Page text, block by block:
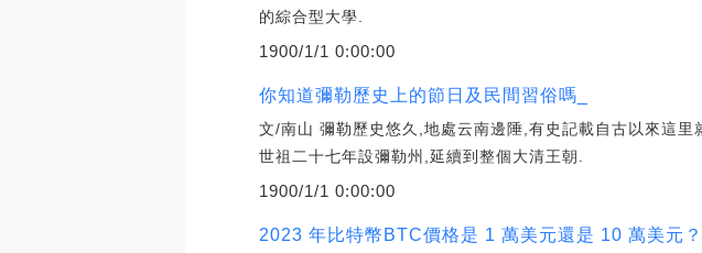
的綜合型大學.
1900/1/1 0:00:00
你知道彌勒歷史上的節日及民間習俗嗎_
文/南山 彌勒歷史悠久,地處云南邊陲,有史記載自古以來這
世祖二十七年設彌勒州,延續到整個大清王朝.
1900/1/1 0:00:00
2023 年比特幣BTC價格是 1 萬美元還是 10 萬美元